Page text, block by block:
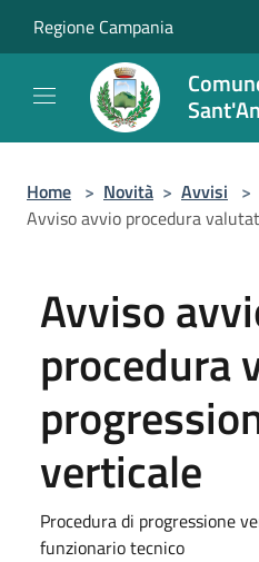
Regione Campania
Home > Novità > Avvisi >
Avviso avvio procedura
Avviso
procedura
verticale
Procedura di progressione
funzionario tecnico